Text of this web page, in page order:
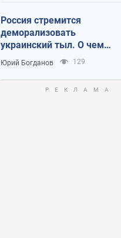
Россия стремится
деморализовать
украинский тыл. О чем
стоит себе напомнить
Юрий Богданов 129